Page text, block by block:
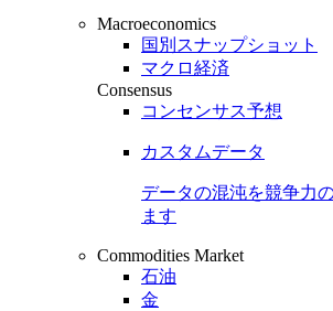
Macroeconomics
国別スナップショット
マクロ経済
Consensus
コンセンサス予想
カスタムデータ
データの混沌を競争力
ます
Commodities Market
石油
金